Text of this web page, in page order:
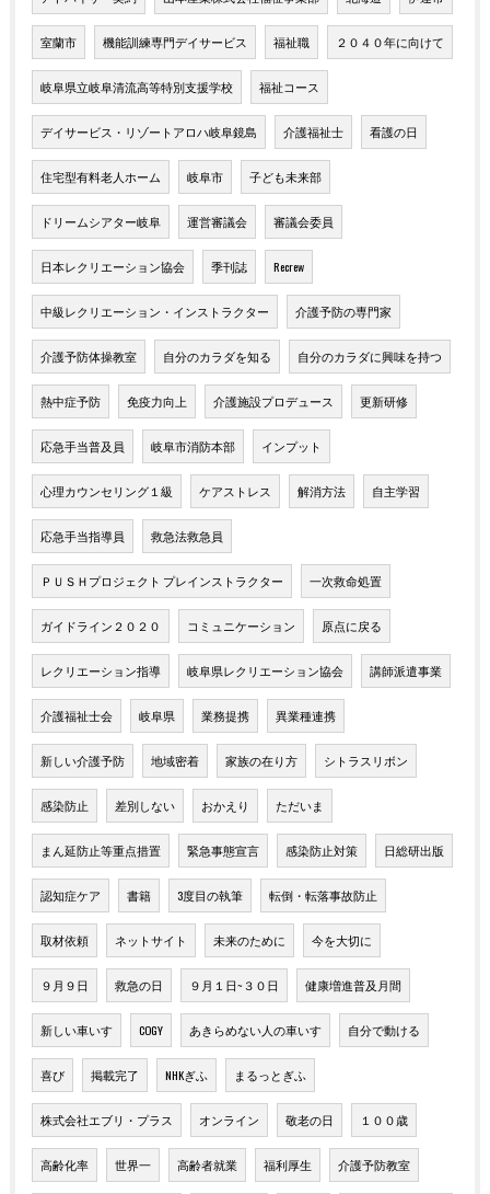
室蘭市 機能訓練専門デイサービス 福祉職 ２０４０年に向けて
岐阜県立岐阜清流高等特別支援学校 福祉コース
デイサービス・リゾートアロハ岐阜鏡島 介護福祉士 看護の日
住宅型有料老人ホーム 岐阜市 子ども未来部
ドリームシアター岐阜 運営審議会 審議会委員
日本レクリエーション協会 季刊誌 Recrew
中級レクリエーション・インストラクター 介護予防の専門家
介護予防体操教室 自分のカラダを知る 自分のカラダに興味を持つ
熱中症予防 免疫力向上 介護施設プロデュース 更新研修
応急手当普及員 岐阜市消防本部 インプット
心理カウンセリング１級 ケアストレス 解消方法 自主学習
応急手当指導員 救急法救急員
ＰＵＳＨプロジェクト プレインストラクター 一次救命処置
ガイドライン２０２０ コミュニケーション 原点に戻る
レクリエーション指導 岐阜県レクリエーション協会 講師派遣事業
介護福祉士会 岐阜県 業務提携 異業種連携
新しい介護予防 地域密着 家族の在り方 シトラスリボン
感染防止 差別しない おかえり ただいま
まん延防止等重点措置 緊急事態宣言 感染防止対策 日総研出版
認知症ケア 書籍 3度目の執筆 転倒・転落事故防止
取材依頼 ネットサイト 未来のために 今を大切に
９月９日 救急の日 ９月１日~３０日 健康増進普及月間
新しい車いす COGY あきらめない人の車いす 自分で動ける
喜び 掲載完了 NHKぎふ まるっとぎふ
株式会社エブリ・プラス オンライン 敬老の日 １００歳
高齢化率 世界一 高齢者就業 福利厚生 介護予防教室